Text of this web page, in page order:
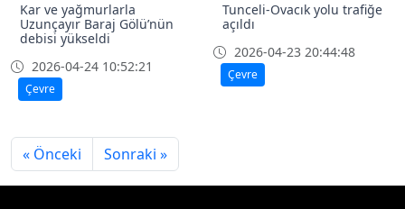
Kar ve yağmurlarla
Uzunçayır Baraj Gölü’nün
debisi yükseldi
2026-04-24 10:52:21
Çevre
Tunceli-Ovacık yolu trafiğe
açıldı
2026-04-23 20:44:48
Çevre
« Önceki Sonraki »